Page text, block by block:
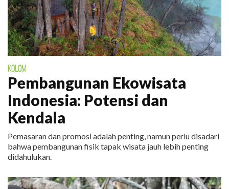
KOLOM
Pembangunan Ekowisata
Indonesia: Potensi dan
Kendala
Pemasaran dan promosi adalah penting, namun perlu disadari
bahwa pembangunan fisik tapak wisata jauh lebih penting
didahulukan.